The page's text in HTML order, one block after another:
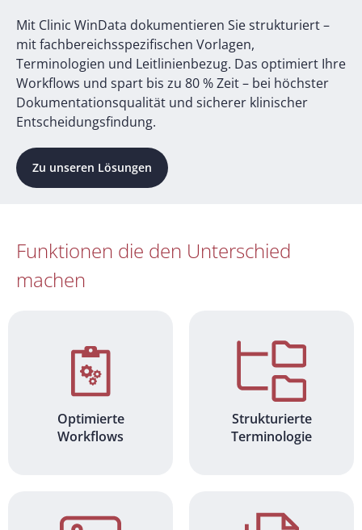
Mit Clinic WinData dokumentieren Sie strukturiert –
mit fachbereichsspezifischen Vorlagen,
Terminologien und Leitlinienbezug. Das optimiert Ihre
Workflows und spart bis zu 80 % Zeit – bei höchster
Dokumentationsqualität und sicherer klinischer
Entscheidungsfindung.
Zu unseren Lösungen
Funktionen die den Unterschied
machen
Optimierte
Workflows
Strukturierte
Terminologie